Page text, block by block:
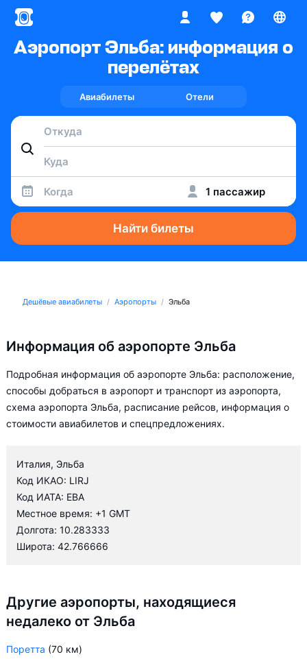
Аэропорт Эльба: информация о
перелётах
Авиабилеты Отели
Когда 1 пассажир
Найти билеты
Дешёвые авиабилеты Аэропорты Эльба
Информация об аэропорте Эльба
Подробная информация об аэропорте Эльба: расположение,
способы добраться в аэропорт и транспорт из аэропорта,
схема аэропорта Эльба, расписание рейсов, информация о
стоимости авиабилетов и спецпредложениях.
Италия, Эльба
Код ИКАО: LIRJ
Код ИАТА: EBA
Местное время: +1 GMT
Долгота: 10.283333
Широта: 42.766666
Другие аэропорты, находящиеся
недалеко от Эльба
Поретта (70 км)